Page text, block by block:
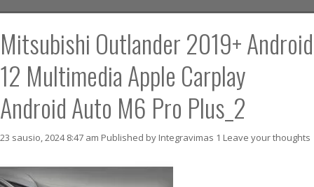
Mitsubishi Outlander 2019+ Android
12 Multimedia Apple Carplay
Android Auto M6 Pro Plus_2
23 sausio, 2024 8:47 am Published by Integravimas 1 Leave your thoughts